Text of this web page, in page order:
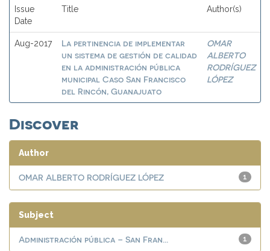
Issue
Date
Title Author(s)
Aug-2017
La pertinencia de implementar
un sistema de gestión de calidad
en la administración pública
municipal Caso San Francisco
del Rincón, Guanajuato
OMAR
ALBERTO
RODRÍGUEZ
LÓPEZ
Discover
Author
1
OMAR ALBERTO RODRÍGUEZ LÓPEZ
Subject
1
Administración pública – San Fran...